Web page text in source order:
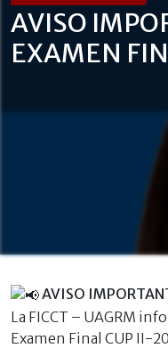
AVISO
EXAMEN
AVISO
La FICCT – UAGRM
Examen Final CUP II-